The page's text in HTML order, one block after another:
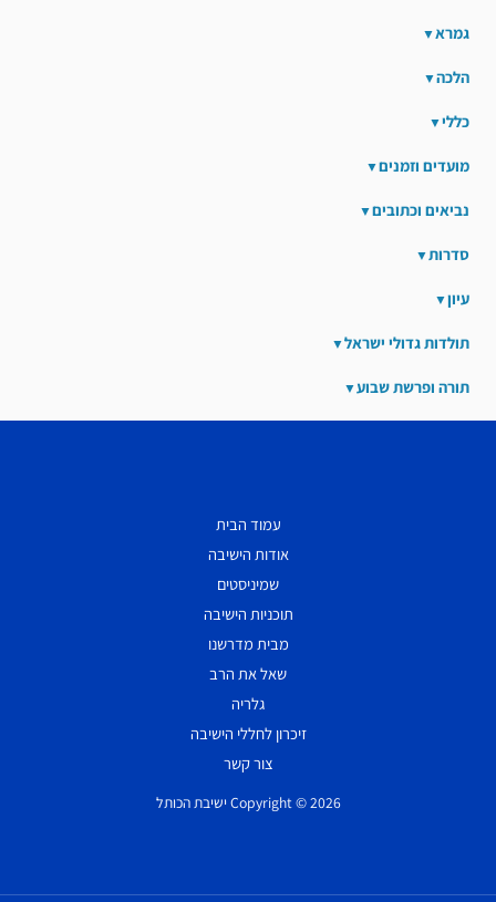
גמרא
הלכה
כללי
מועדים וזמנים
נביאים וכתובים
סדרות
עיון
תולדות גדולי ישראל
תורה ופרשת שבוע
עמוד הבית
אודות הישיבה
שמיניסטים
תוכניות הישיבה
מבית מדרשנו
שאל את הרב
גלריה
זיכרון לחללי הישיבה
צור קשר
Copyright © 2026 ישיבת הכותל